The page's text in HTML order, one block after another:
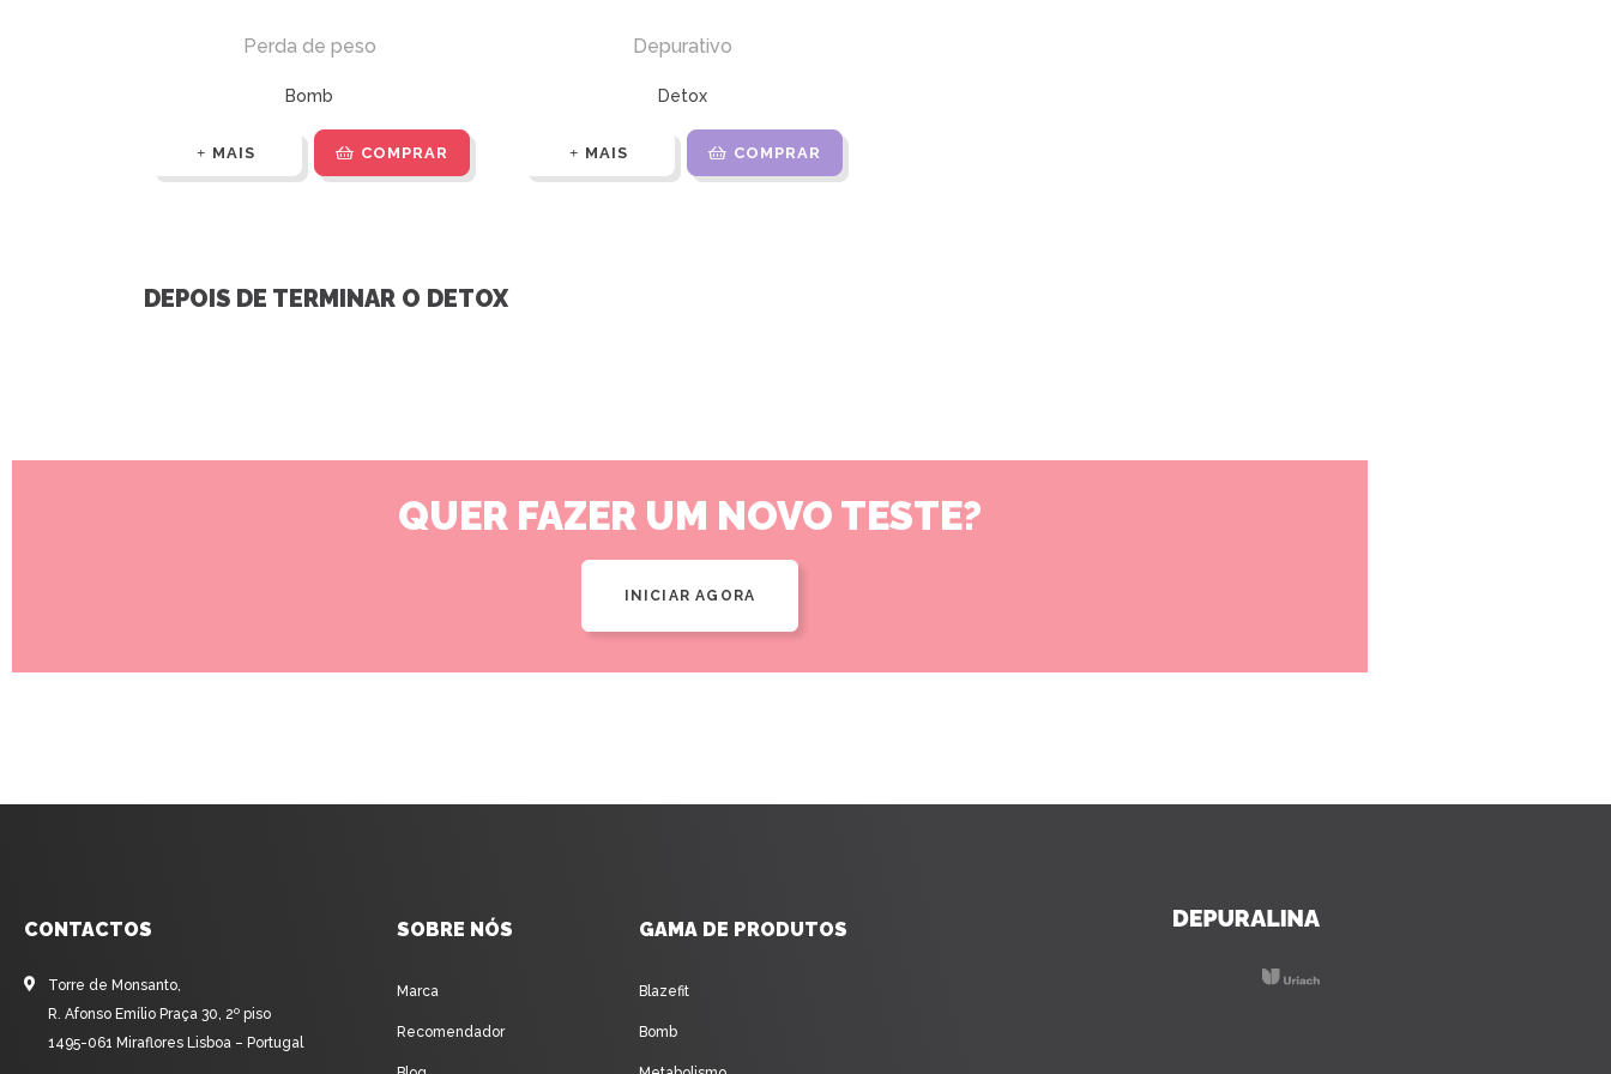
Perda de peso
Bomb
MAIS COMPRAR
Depurativo
Detox
MAIS COMPRAR
DEPOIS DE TERMINAR O DETOX
QUER FAZER UM NOVO TESTE?
INICIAR AGORA
CONTACTOS
Torre de Monsanto,
R. Afonso Emílio Praça 30, 2º piso
1495-061 Miraflores Lisboa – Portugal
SOBRE NÓS
Marca
Recomendador
GAMA DE PRODUTOS
Blazefit
Bomb